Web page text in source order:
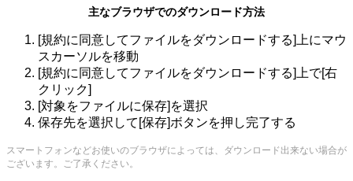
主なブラウザでのダウンロード方法
[規約に同意してファイルをダウンロードする]上にマウ
スカーソルを移動
[規約に同意してファイルをダウンロードする]上で[右
クリック]
[対象をファイルに保存]を選択
保存先を選択して[保存]ボタンを押し完了する
スマートフォンなどお使いのブラウザによっては、ダウンロード出来ない場合が
ございます。ご了承ください。